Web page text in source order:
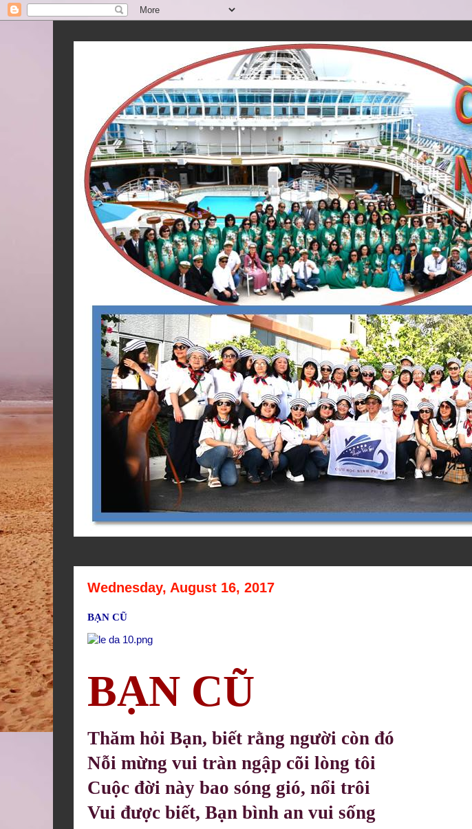
Wednesday, August 16, 2017
BẠN CŨ
BẠN CŨ
Thăm hỏi Bạn, biết rằng người còn đó
Nỗi mừng vui tràn ngập cõi lòng tôi
Cuộc đời này bao sóng gió, nổi trôi
Vui được biết, Bạn bình an vui sống